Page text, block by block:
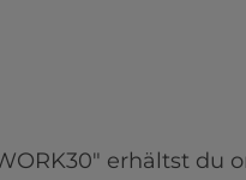
erhältst du